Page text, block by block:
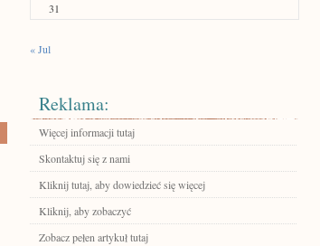
31
« Jul
Reklama:
Więcej informacji tutaj
Skontaktuj się z nami
Kliknij tutaj, aby dowiedzieć się więcej
Kliknij, aby zobaczyć
Zobacz pełen artykuł tutaj